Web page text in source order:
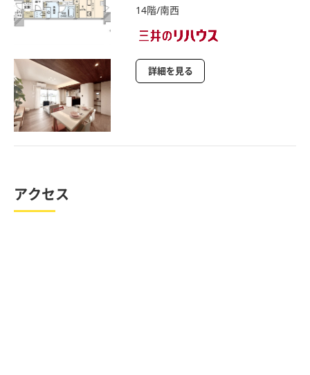
14階/南西
詳細を見る
アクセス